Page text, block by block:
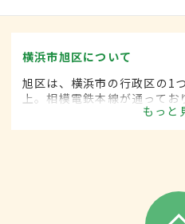
横浜市旭区について
旭区は、横浜市の行政区の1
上。相模電鉄本線が通って
アクセスが可能。閑静な住
公園や動物園などがあり、
もっと